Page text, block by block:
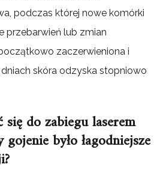
podczas której nowe komórki
przebarwień lub zmian
zaczerwieniona i
skóra odzyska stopniowo
do zabiegu laserem
było łagodniejsze